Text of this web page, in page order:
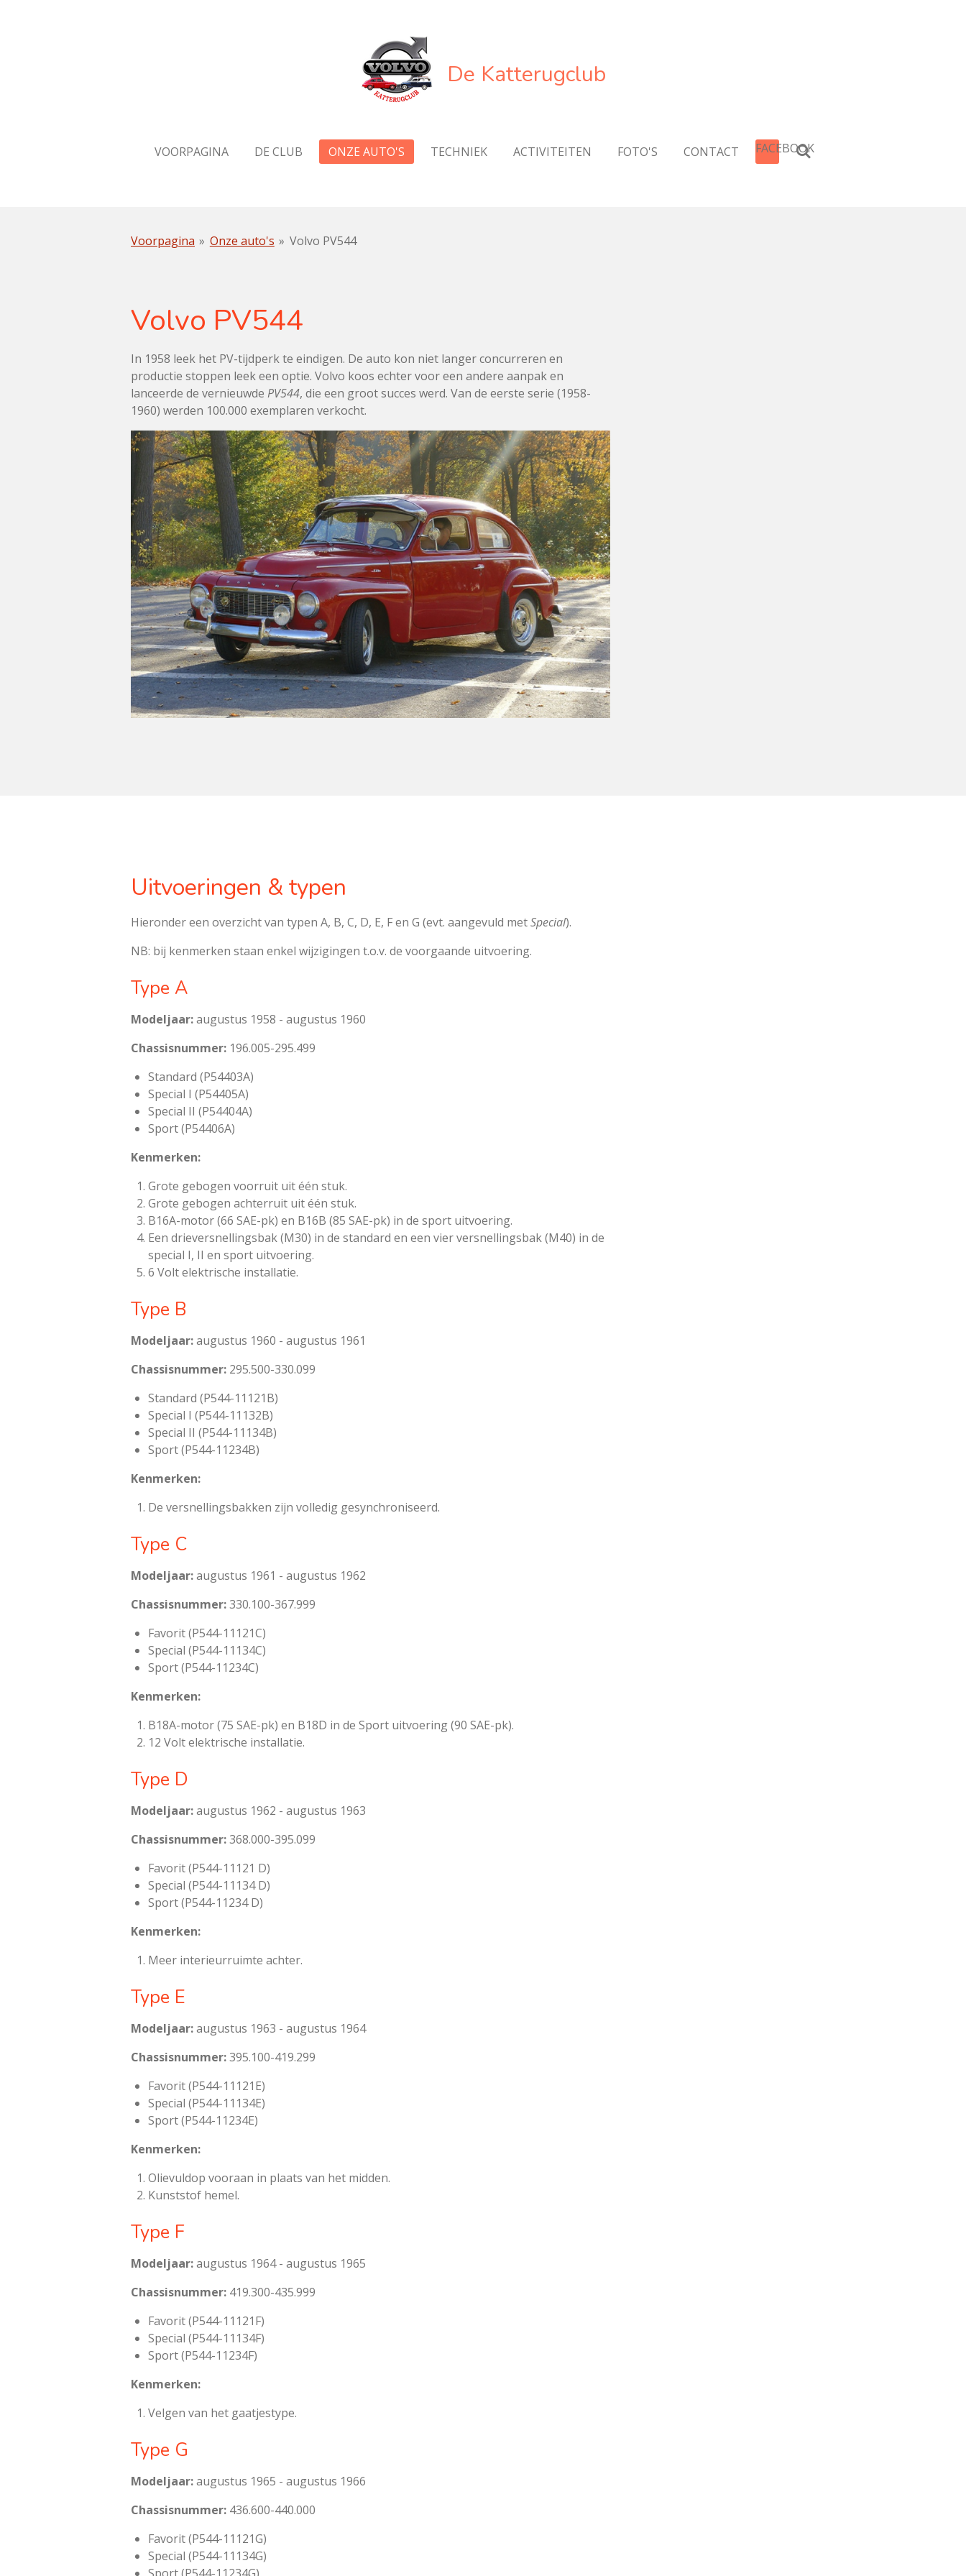
De Katterugclub
VOORPAGINA DE CLUB ONZE AUTO'S TECHNIEK ACTIVITEITEN FOTO'S CONTACT FACEBOOK
Voorpagina » Onze auto's » Volvo PV544
Volvo PV544
In 1958 leek het PV-tijdperk te eindigen. De auto kon niet langer concurreren en
productie stoppen leek een optie. Volvo koos echter voor een andere aanpak en
lanceerde de vernieuwde PV544, die een groot succes werd. Van de eerste serie (1958-
1960) werden 100.000 exemplaren verkocht.
Uitvoeringen & typen
Hieronder een overzicht van typen A, B, C, D, E, F en G (evt. aangevuld metSpecial).
NB: bij kenmerken staan enkel wijzigingen t.o.v. de voorgaande uitvoering.
Type A
Modeljaar:augustus 1958 - augustus 1960
Chassisnummer: 196.005-295.499
Standard (P54403A)
Special I (P54405A)
Special II (P54404A)
Sport (P54406A)
Kenmerken:
Grote gebogen voorruit uit één stuk.
Grote gebogen achterruit uit één stuk.
B16A-motor (66 SAE-pk) en B16B (85 SAE-pk) in de sport uitvoering.
Een drieversnellingsbak (M30) in de standard en een vier versnellingsbak (M40) in de
special I, II en sport uitvoering.
6 Volt elektrische installatie.
Type B
Modeljaar:augustus 1960 - augustus 1961
Chassisnummer: 295.500-330.099
Standard (P544-11121B)
Special I (P544-11132B)
Special II (P544-11134B)
Sport (P544-11234B)
Kenmerken:
De versnellingsbakken zijn volledig gesynchroniseerd.
Type C
Modeljaar:augustus 1961 - augustus 1962
Chassisnummer:330.100-367.999
Favorit (P544-11121C)
Special (P544-11134C)
Sport (P544-11234C)
Kenmerken:
B18A-motor (75 SAE-pk) en B18D in de Sport uitvoering (90 SAE-pk).
12 Volt elektrische installatie.
Type D
Modeljaar:augustus 1962 - augustus 1963
Chassisnummer:368.000-395.099
Favorit (P544-11121 D)
Special (P544-11134 D)
Sport (P544-11234 D)
Kenmerken:
Meer interieurruimte achter.
Type E
Modeljaar:augustus 1963 - augustus 1964
Chassisnummer:395.100-419.299
Favorit (P544-11121E)
Special (P544-11134E)
Sport (P544-11234E)
Kenmerken:
Olievuldop vooraan in plaats van het midden.
Kunststof hemel.
Type F
Modeljaar:augustus 1964 - augustus 1965
Chassisnummer: 419.300-435.999
Favorit (P544-11121F)
Special (P544-11134F)
Sport (P544-11234F)
Kenmerken:
Velgen van het gaatjestype.
Type G
Modeljaar:augustus 1965 - augustus 1966
Chassisnummer: 436.600-440.000
Favorit (P544-11121G)
Special (P544-11134G)